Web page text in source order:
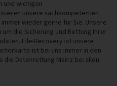
und wichigen
unsere sachkompetenten
wieder gerne für Sie. Unsere
die Sicherung und Rettung Ihrer
File-Recovery ist unsere
ist bei uns immer in den
die Datenrettung Mainz bei allen